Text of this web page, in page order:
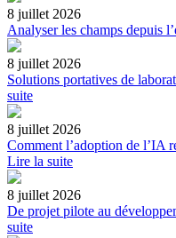
8 juillet 2026
Analyser les champs depuis
8 juillet 2026
Solutions portatives de
suite
8 juillet 2026
Comment l’adoption de l’IA
Lire la suite
8 juillet 2026
De projet pilote au
suite